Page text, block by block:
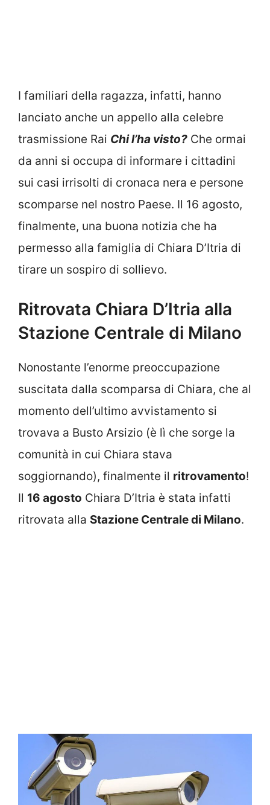
I familiari della ragazza, infatti, hanno
lanciato anche un appello alla celebre
trasmissione Rai Chi l’ha visto? Che ormai
da anni si occupa di informare i cittadini
sui casi irrisolti di cronaca nera e persone
scomparse nel nostro Paese. Il 16 agosto,
finalmente, una buona notizia che ha
permesso alla famiglia di Chiara D’Itria di
tirare un sospiro di sollievo.
Ritrovata Chiara D’Itria alla
Stazione Centrale di Milano
Nonostante l’enorme preoccupazione
suscitata dalla scomparsa di Chiara, che al
momento dell’ultimo avvistamento si
trovava a Busto Arsizio (è lì che sorge la
comunità in cui Chiara stava
soggiornando), finalmente il ritrovamento!
Il 16 agosto Chiara D’Itria è stata infatti
ritrovata alla Stazione Centrale di Milano.